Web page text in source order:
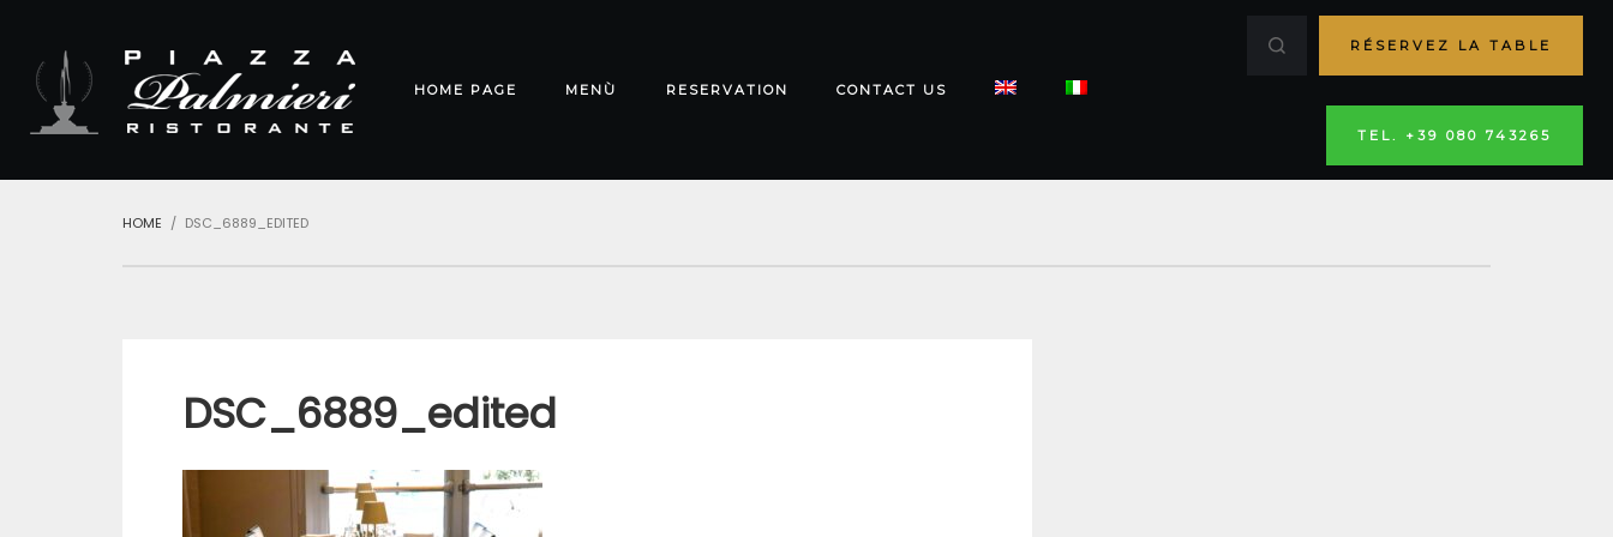
HOME PAGE MENÙ RESERVATION CONTACT US
RÉSERVEZ LA TABLE
TEL. +39 080 743265
HOME DSC_6889_EDITED
DSC_6889_edited